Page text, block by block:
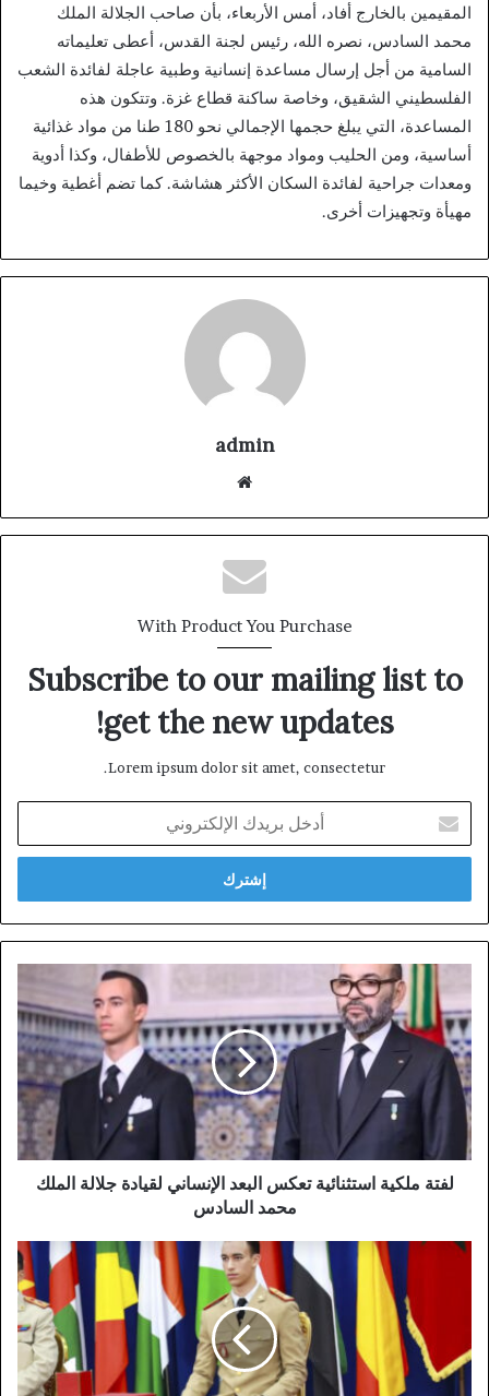
المقيمين بالخارج أفاد، أمس الأربعاء، بأن صاحب الجلالة الملك
محمد السادس، نصره الله، رئيس لجنة القدس، أعطى تعليماته
السامية من أجل إرسال مساعدة إنسانية وطبية عاجلة لفائدة الشعب
الفلسطيني الشقيق، وخاصة ساكنة قطاع غزة. وتتكون هذه
المساعدة، التي يبلغ حجمها الإجمالي نحو 180 طنا من مواد غذائية
أساسية، ومن الحليب ومواد موجهة بالخصوص للأطفال، وكذا أدوية
ومعدات جراحية لفائدة السكان الأكثر هشاشة. كما تضم أغطية وخيما
مهيأة وتجهيزات أخرى.
admin
With Product You Purchase
Subscribe to our mailing list to
get the new updates!
Lorem ipsum dolor sit amet, consectetur.
بريدك
الإلكتروني
ملكية
استثنائية
تعكس
البعد
الإنساني
لقيادة
جلالة
الملك
محمدلفتة ملكية استثنائية تعكس البعد الإنساني لقيادة جلالة الملك
محمد السادس
ترقية
الحسن